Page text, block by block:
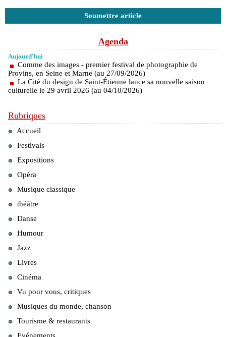
Soumettre article
Agenda
Aujourd'hui
Comme des images - premier festival de photographie de
Provins, en Seine et Marne (au 27/09/2026)
La Cité du design de Saint-Étienne lance sa nouvelle saison
culturelle le 29 avril 2026 (au 04/10/2026)
Rubriques
Accueil
Festivals
Expositions
Opéra
Musique classique
théâtre
Danse
Humour
Jazz
Livres
Cinéma
Vu pour vous, critiques
Musiques du monde, chanson
Tourisme & restaurants